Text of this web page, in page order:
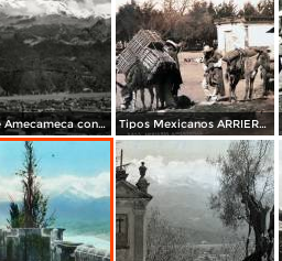
Vista de Amecameca con el volcán Iztaccíhuatl al fondo Tipos Mexicanos ARRIEROS de Amecameca Por el Fotógrafo Hugo Brehme.